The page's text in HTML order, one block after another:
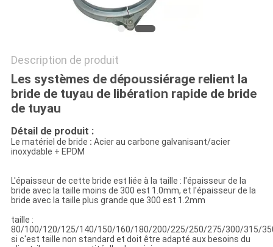
Description de produit
Les systèmes de dépoussiérage relient la
bride de tuyau de libération rapide de bride
de tuyau
Détail de produit :
Le matériel de bride : Acier au carbone galvanisant/acier
inoxydable + EPDM
L'épaisseur de cette bride est liée à la taille : l'épaisseur de la
bride avec la taille moins de 300 est 1.0mm, et l'épaisseur de la
bride avec la taille plus grande que 300 est 1.2mm
taille :
80/100/120/125/140/150/160/180/200/225/250/275/300/315/
si c'est taille non standard et doit être adapté aux besoins du